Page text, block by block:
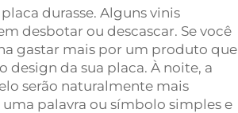
durasse. Alguns vinis
desbotar ou descascar. Se você
gastar mais por um produto que
design da sua placa. À noite, a
serão naturalmente mais
palavra ou símbolo simples e